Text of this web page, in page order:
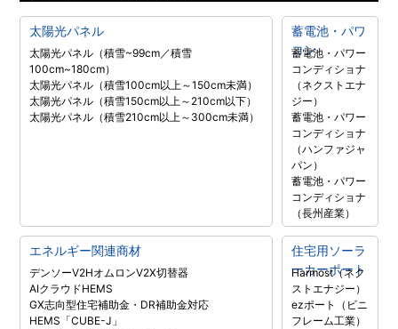
太陽光パネル
太陽光パネル（積雪~99cm／積雪
100cm~180cm）
太陽光パネル（積雪100cm以上～150cm未満）
太陽光パネル（積雪150cm以上～210cm以下）
太陽光パネル（積雪210cm以上～300cm未満）
蓄電池・パワ
コン
蓄電池・パワー
コンディショナ
（ネクストエナ
ジー）
蓄電池・パワー
コンディショナ
（ハンファジャ
パン）
蓄電池・パワー
コンディショナ
（長州産業）
エネルギー関連商材
デンソーV2HオムロンV2X切替器
AIクラウドHEMS
GX志向型住宅補助金・DR補助金対応
HEMS「CUBE-J」
住宅用ソーラ
ーカーポート
Harmost（ネク
ストエナジー）
ezポート（ビニ
フレーム工業）